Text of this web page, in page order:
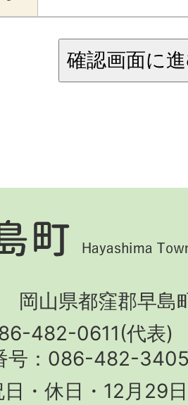
山県都窪郡早島
482-0611(代表)
号：086-482-
・休日・12月29